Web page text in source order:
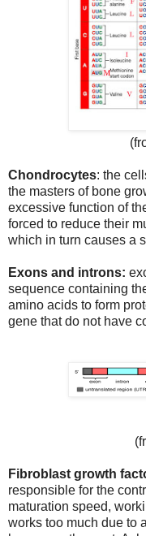
Chondrocytes: the
the masters of bone
excessive function of
forced to reduce their
which in turn causes a
Exons and introns:
sequence containing
amino acids to form
gene that do not have
Fibroblast growth
responsible for the
maturation speed,
works too much due to